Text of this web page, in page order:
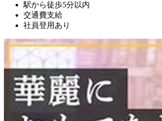
駅から徒歩5分以内
交通費支給
社員登用あり